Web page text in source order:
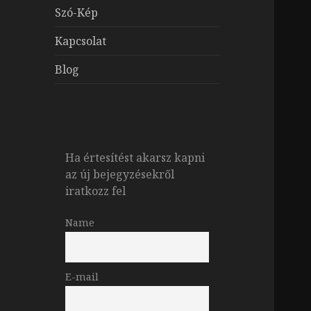
Szó-Kép
Kapcsolat
Blog
Ha értesítést akarsz kapni
az új bejegyzésekről
iratkozz fel
Name
E-mail